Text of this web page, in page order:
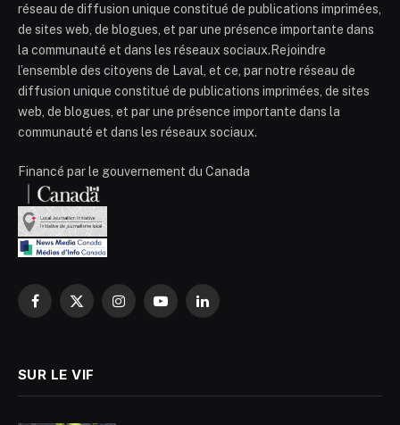
réseau de diffusion unique constitué de publications imprimées,
de sites web, de blogues, et par une présence importante dans
la communauté et dans les réseaux sociaux.Rejoindre
l’ensemble des citoyens de Laval, et ce, par notre réseau de
diffusion unique constitué de publications imprimées, de sites
web, de blogues, et par une présence importante dans la
communauté et dans les réseaux sociaux.
Financé par le gouvernement du Canada
Facebook
X
InstagramYouTubeLinkedIn
SUR LE VIF